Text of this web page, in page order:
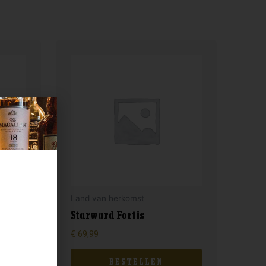
Starward Fortis
€ 69,99
BESTELLEN